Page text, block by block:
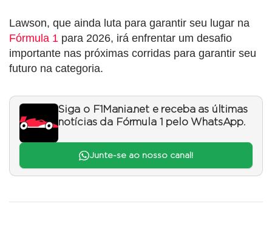
Lawson, que ainda luta para garantir seu lugar na
Fórmula 1 para 2026, irá enfrentar um desafio
importante nas próximas corridas para garantir seu
futuro na categoria.
Siga o F1Mania.net e receba as últimas
notícias da Fórmula 1 pelo WhatsApp.
Junte-se ao nosso canal!